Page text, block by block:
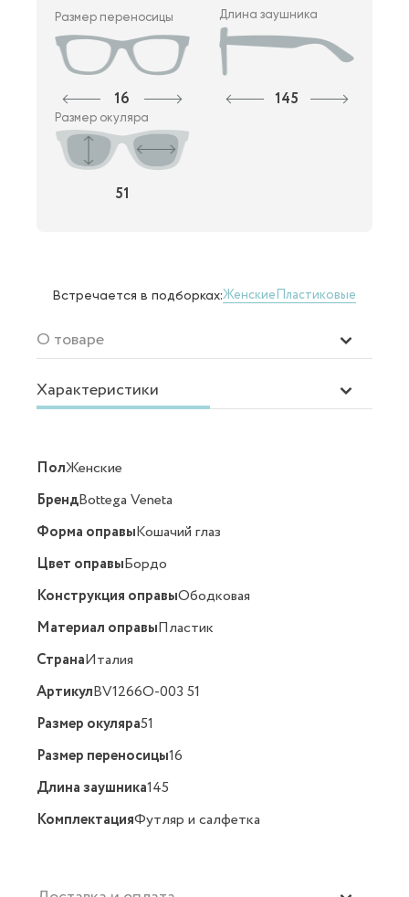
Размер переносицы
16
Длина заушника
145
Размер окуляра
51
Встречается в подборках:ЖенскиеПластиковые
О товаре
Характеристики
ПолЖенские
БрендBottega Veneta
Форма оправыКошачий глаз
Цвет оправыБордо
Конструкция оправыОбодковая
Материал оправыПластик
СтранаИталия
АртикулBV1266O-003 51
Размер окуляра51
Размер переносицы16
Длина заушника145
КомплектацияФутляр и салфетка